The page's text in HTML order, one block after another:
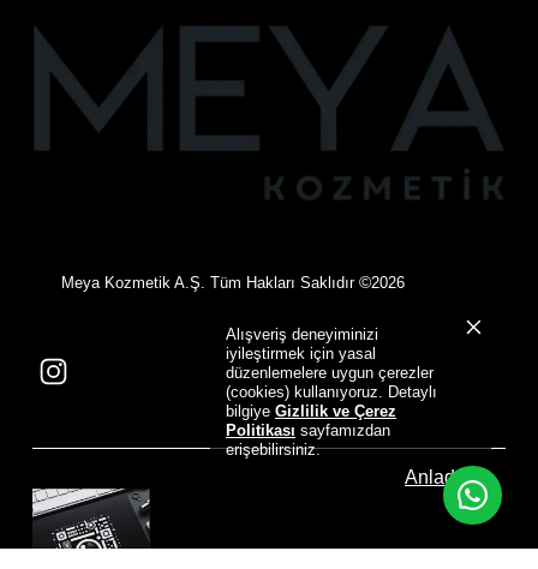
Alışveriş deneyiminizi
iyileştirmek için yasal
düzenlemelere uygun çerezler
(cookies) kullanıyoruz. Detaylı
bilgiye Gizlilik ve Çerez
Politikası sayfamızdan
erişebilirsiniz.
Anladım
Meya Kozmetik A.Ş. Tüm Hakları Saklıdır ©2026